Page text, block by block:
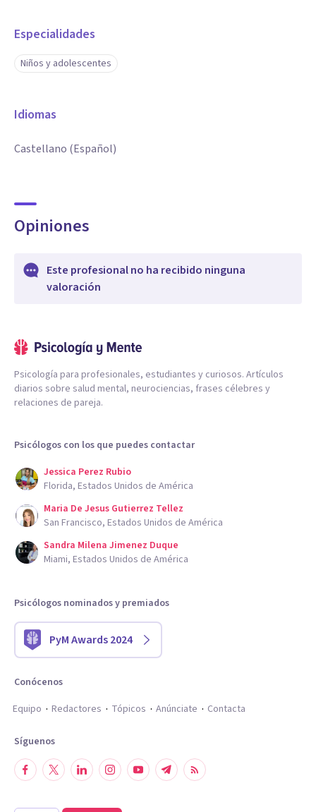
Especialidades
Niños y adolescentes
Idiomas
Castellano (Español)
Opiniones
Este profesional no ha recibido ninguna
valoración
Psicología para profesionales, estudiantes y curiosos. Artículos
diarios sobre salud mental, neurociencias, frases célebres y
relaciones de pareja.
Psicólogos con los que puedes contactar
Jessica Perez Rubio
Florida, Estados Unidos de América
Maria De Jesus Gutierrez Tellez
San Francisco, Estados Unidos de América
Sandra Milena Jimenez Duque
Miami, Estados Unidos de América
Psicólogos nominados y premiados
PyM Awards 2024
Conócenos
Equipo
Redactores Tópicos Anúnciate Contacta
Síguenos